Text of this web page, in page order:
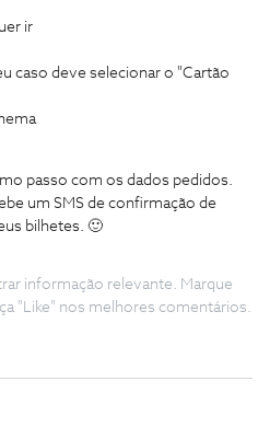
ir
caso deve selecionar o "Cartão
passo com os dados pedidos.
um SMS de confirmação de
bilhetes. 🙂
informação relevante. Marque
"Like" nos melhores comentários.